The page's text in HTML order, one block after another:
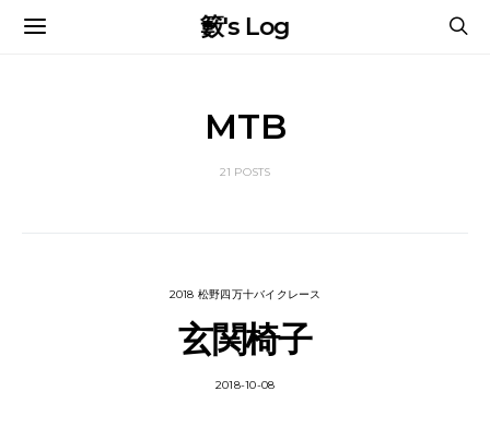
籔's Log
MTB
21 POSTS
2018 松野四万十バイクレース
玄関椅子
2018-10-08